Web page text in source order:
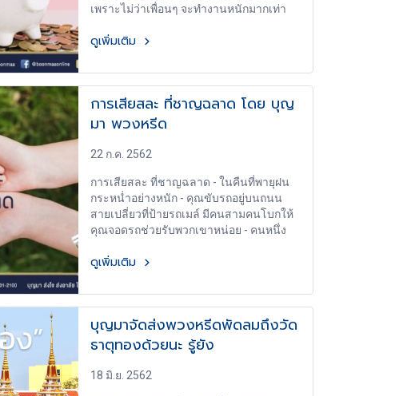
เพราะไม่ว่าเพื่อนๆ จะทำงานหนักมากเท่า
ก็ ค่ารักษาพยาบาลก็แพงหูฉี่ ดีไม่ดีเราจะเสีย
ดูเพิ่มเติม
การเสียสละ ที่ชาญฉลาด โดย บุญ
มา พวงหรีด
22 ก.ค. 2562
การเสียสละ ที่ชาญฉลาด - ในคืนที่พายุฝน
กระหน่ำอย่างหนัก - คุณขับรถอยู่บนถนน
สายเปลี่ยวที่ป้ายรถเมล์ มีคนสามคนโบกให้
คุณจอดรถช่วยรับพวกเขาหน่อย - คนหนึ่ง
พยาบาลอย่างเร็วที่สุด - อีกคนหนึ่งเป็นหมอที่
คุณจะได้ตอบแทนบุญคุณเขา - ส่วนคน
สุดท้ายเป็นหญิงสาวที่คุณใฝ่ฝันอยากขอเขา
แต่งงานที่สุด - แต่รถคุณรับได้อีกแค่คนเดียว
คุณจะเลือกใคร - ในกลุ่มคนสองร้อยคนที่ถูก
ตั้งคำถาม มีอยู่แค่คนเดียวที่ตอบไม่เหมือน
คนอื่นเขาไม่ได้บอกเหตุผลในการให้คำตอบ
ดูเพิ่มเติม
บุญมาจัดส่งพวงหรีดพัดลมถึงวัด
ธาตุทองด้วยนะ รู้ยัง
18 มิ.ย. 2562